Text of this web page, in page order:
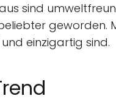
sind
geworden.
einzigartig sind.